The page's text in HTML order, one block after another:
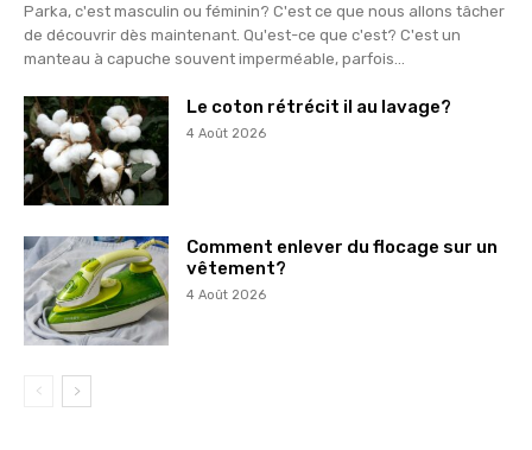
Parka, c'est masculin ou féminin? C'est ce que nous allons tâcher
de découvrir dès maintenant. Qu'est-ce que c'est? C'est un
manteau à capuche souvent imperméable, parfois...
Le coton rétrécit il au lavage?
4 Août 2026
Comment enlever du flocage sur un
vêtement?
4 Août 2026